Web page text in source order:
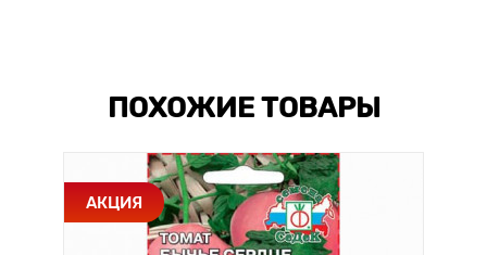
ПОХОЖИЕ ТОВАРЫ
АКЦИЯ